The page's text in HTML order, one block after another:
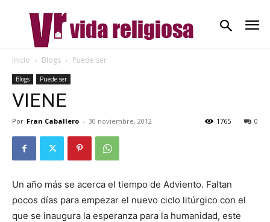
Inicio Blogs Puede ser
Blogs Puede ser
VIENE
Por Fran Caballero - 30 noviembre, 2012 0
1765
Un año más se acerca el tiempo de Adviento. Faltan
pocos días para empezar el nuevo ciclo litúrgico con el
que se inaugura la esperanza para la humanidad, este